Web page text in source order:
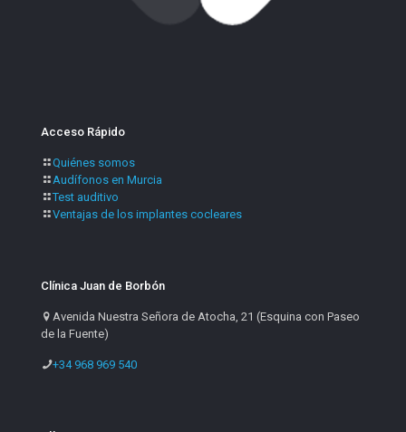
Acceso Rápido
Quiénes somos
Audífonos en Murcia
Test auditivo
Ventajas de los implantes cocleares
Clínica Juan de Borbón
Avenida Nuestra Señora de Atocha, 21 (Esquina con Paseo
de la Fuente)
+34 968 969 540